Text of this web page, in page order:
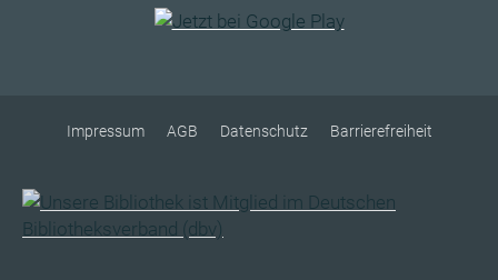
Impressum AGB Datenschutz Barrierefreiheit